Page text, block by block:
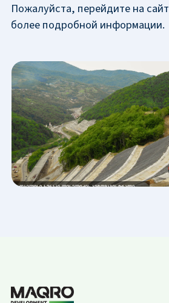
Пожалуйста, перейдите на сайт
более подробной информации.